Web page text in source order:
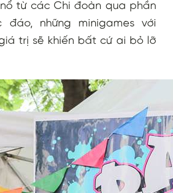
từ các Chi đoàn qua phần
đáo, những minigames với
trị sẽ khiến bất cứ ai bỏ lỡ